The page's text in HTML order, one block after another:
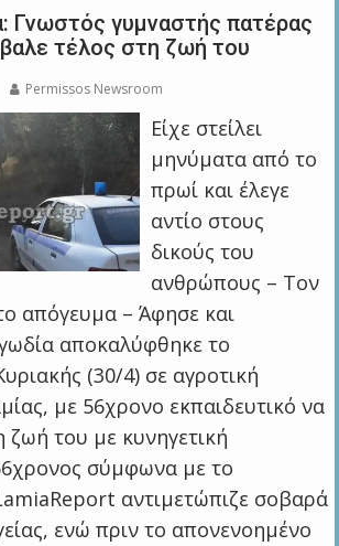
Γνωστός γυμναστής πατέρας
τέλος στη ζωή του
Permissos Newsroom
Είχε στείλει
μηνύματα από το
πρωί και έλεγε
αντίο στους
δικούς του
ανθρώπους – Τον
απόγευμα – Άφησε και
αποκαλύφθηκε το
(30/4) σε αγροτική
με 56χρονο εκπαιδευτικό να
ζωή του με κυνηγετική
σύμφωνα με το
αντιμετώπιζε σοβαρά
ενώ πριν το απονενοημένο